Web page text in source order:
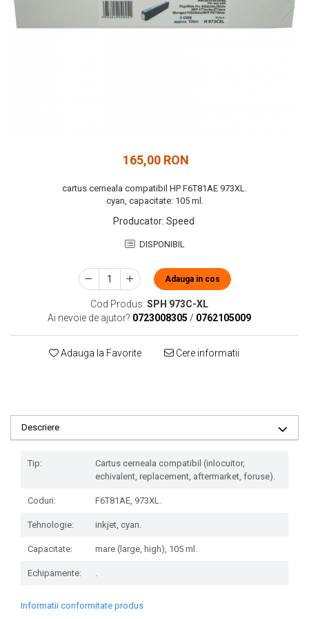
165,00 RON
cartus cerneala compatibil HP F6T81AE 973XL.
cyan, capacitate: 105 ml.
Producator: Speed
DISPONIBIL
Adauga in cos
Cod Produs: SPH 973C-XL
Ai nevoie de ajutor? 0723008305 / 0762105009
Adauga la Favorite Cere informatii
Descriere
Tip:
Cartus cerneala compatibil (inlocuitor,
echivalent, replacement, aftermarket, foruse).
Coduri: F6T81AE, 973XL.
Tehnologie: inkjet, cyan.
Capacitate: mare (large, high), 105 ml.
Echipamente: .
Informatii conformitate produs